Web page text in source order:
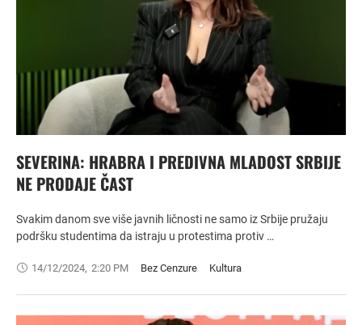
SEVERINA: HRABRA I PREDIVNA MLADOST SRBIJE
NE PRODAJE ČAST
Svakim danom sve više javnih ličnosti ne samo iz Srbije pružaju
podršku studentima da istraju u protestima protiv …
14/12/2024, 2:20 PM Bez Cenzure Kultura